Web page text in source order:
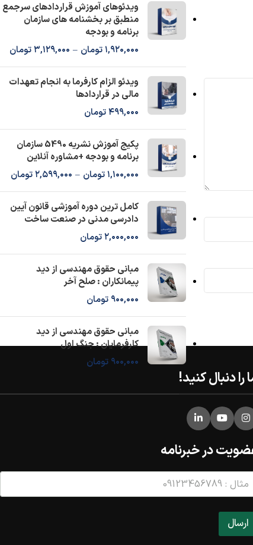
ویدئوهای آموزش قراردادهای سرجمع
منطبق بر بخشنامه های سازمان
برنامه و بودجه
1,920,000تومان –
3,129,000تومان
ویدئو الزام کارفرما به انجام تعهدات
مالی در قراردادها
499,000تومان
پکیج آموزش نشریه 5490 سازمان
برنامه و بودجه +مشاوره آنلاین
1,100,000تومان –
2,599,000تومان
کامل ترین دوره آموزشی قانون آیین
دادرسی مدنی در صنعت ساخت
2,000,000تومان
مبانی حقوق مهندسی از دید
پیمانکاران : صلح آخر
900,000 تومان
مبانی حقوق مهندسی از دید
کارفرمایان : جنگ اول
900,000 تومان
را دنبال کنید!
در خبرنامه
ارسال